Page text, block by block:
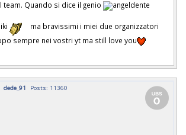
team. Quando si dice il genio
ma bravissimi i miei due organizzatori
sempre nei vostri yt ma still love you
dede_91 Posts: 11360